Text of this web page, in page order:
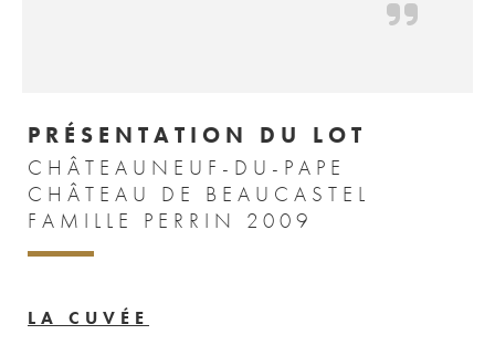
PRÉSENTATION DU LOT
CHÂTEAUNEUF-DU-PAPE
CHÂTEAU DE BEAUCASTEL
FAMILLE PERRIN 2009
LA CUVÉE